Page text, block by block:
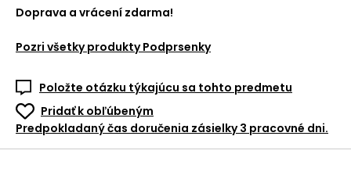
Doprava a vrácení zdarma!
Pozri všetky produkty Podprsenky
Položte otázku týkajúcu sa tohto predmetu
Pridať k obľúbeným
Predpokladaný čas doručenia zásielky 3 pracovné dni.